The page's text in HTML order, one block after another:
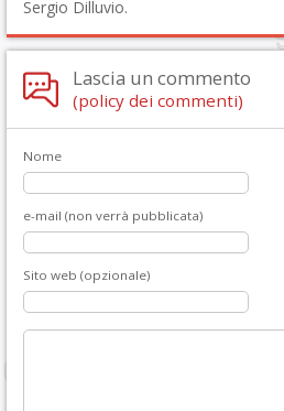
Sergio Dilluvio.
Lascia un commento
(policy dei commenti)
Nome
e-mail (non verrà pubblicata)
Sito web (opzionale)